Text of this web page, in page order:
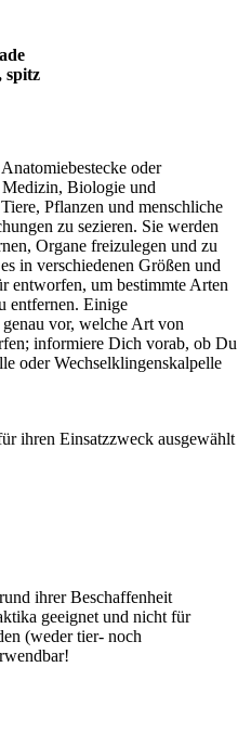
spitz
oder
Medizin, Biologie und
Pflanzen und menschliche
zu sezieren. Sie werden
Organe freizulegen und zu
in verschiedenen Größen und
entworfen, um bestimmte Arten
entfernen. Einige
vor, welche Art von
informiere Dich vorab, ob Du
oder Wechselklingenskalpelle
ihren Einsatzzweck ausgewählt
ihrer Beschaffenheit
geeignet und nicht für
(weder tier- noch